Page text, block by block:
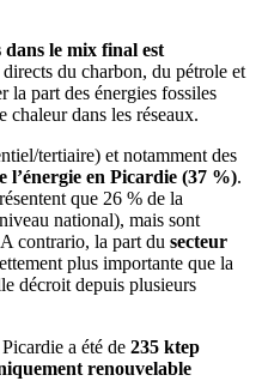
dans le mix final est
du charbon, du pétrole et
la part des énergies fossiles
chaleur dans les réseaux.
tertiaire) et notamment des
l’énergie en Picardie (37 %).
que 26 % de la
national), mais sont
contrario, la part du secteur
plus importante que la
décroit depuis plusieurs
a été de 235 ktep
renouvelable